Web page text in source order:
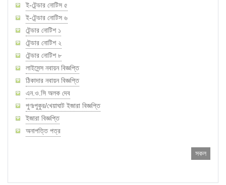
ই-টেন্ডার নোটিস ৫
ই-টেন্ডার নোটিস ৬
টেন্ডার নোটিশ ১
টেন্ডার নোটিশ ২
টেন্ডার নোটিশ ৮
লাইসেন্স নবায়ন বিজ্ঞপ্তি
ঠিকাদার নবায়ন বিজ্ঞপ্তি
এন.ও.সি অলক দেব
পুণঃপুকুর/খেয়াঘাট ইজারা বিজ্ঞপ্তি
ইজারা বিজ্ঞপ্তি
অনাপত্তি পত্র
সকল